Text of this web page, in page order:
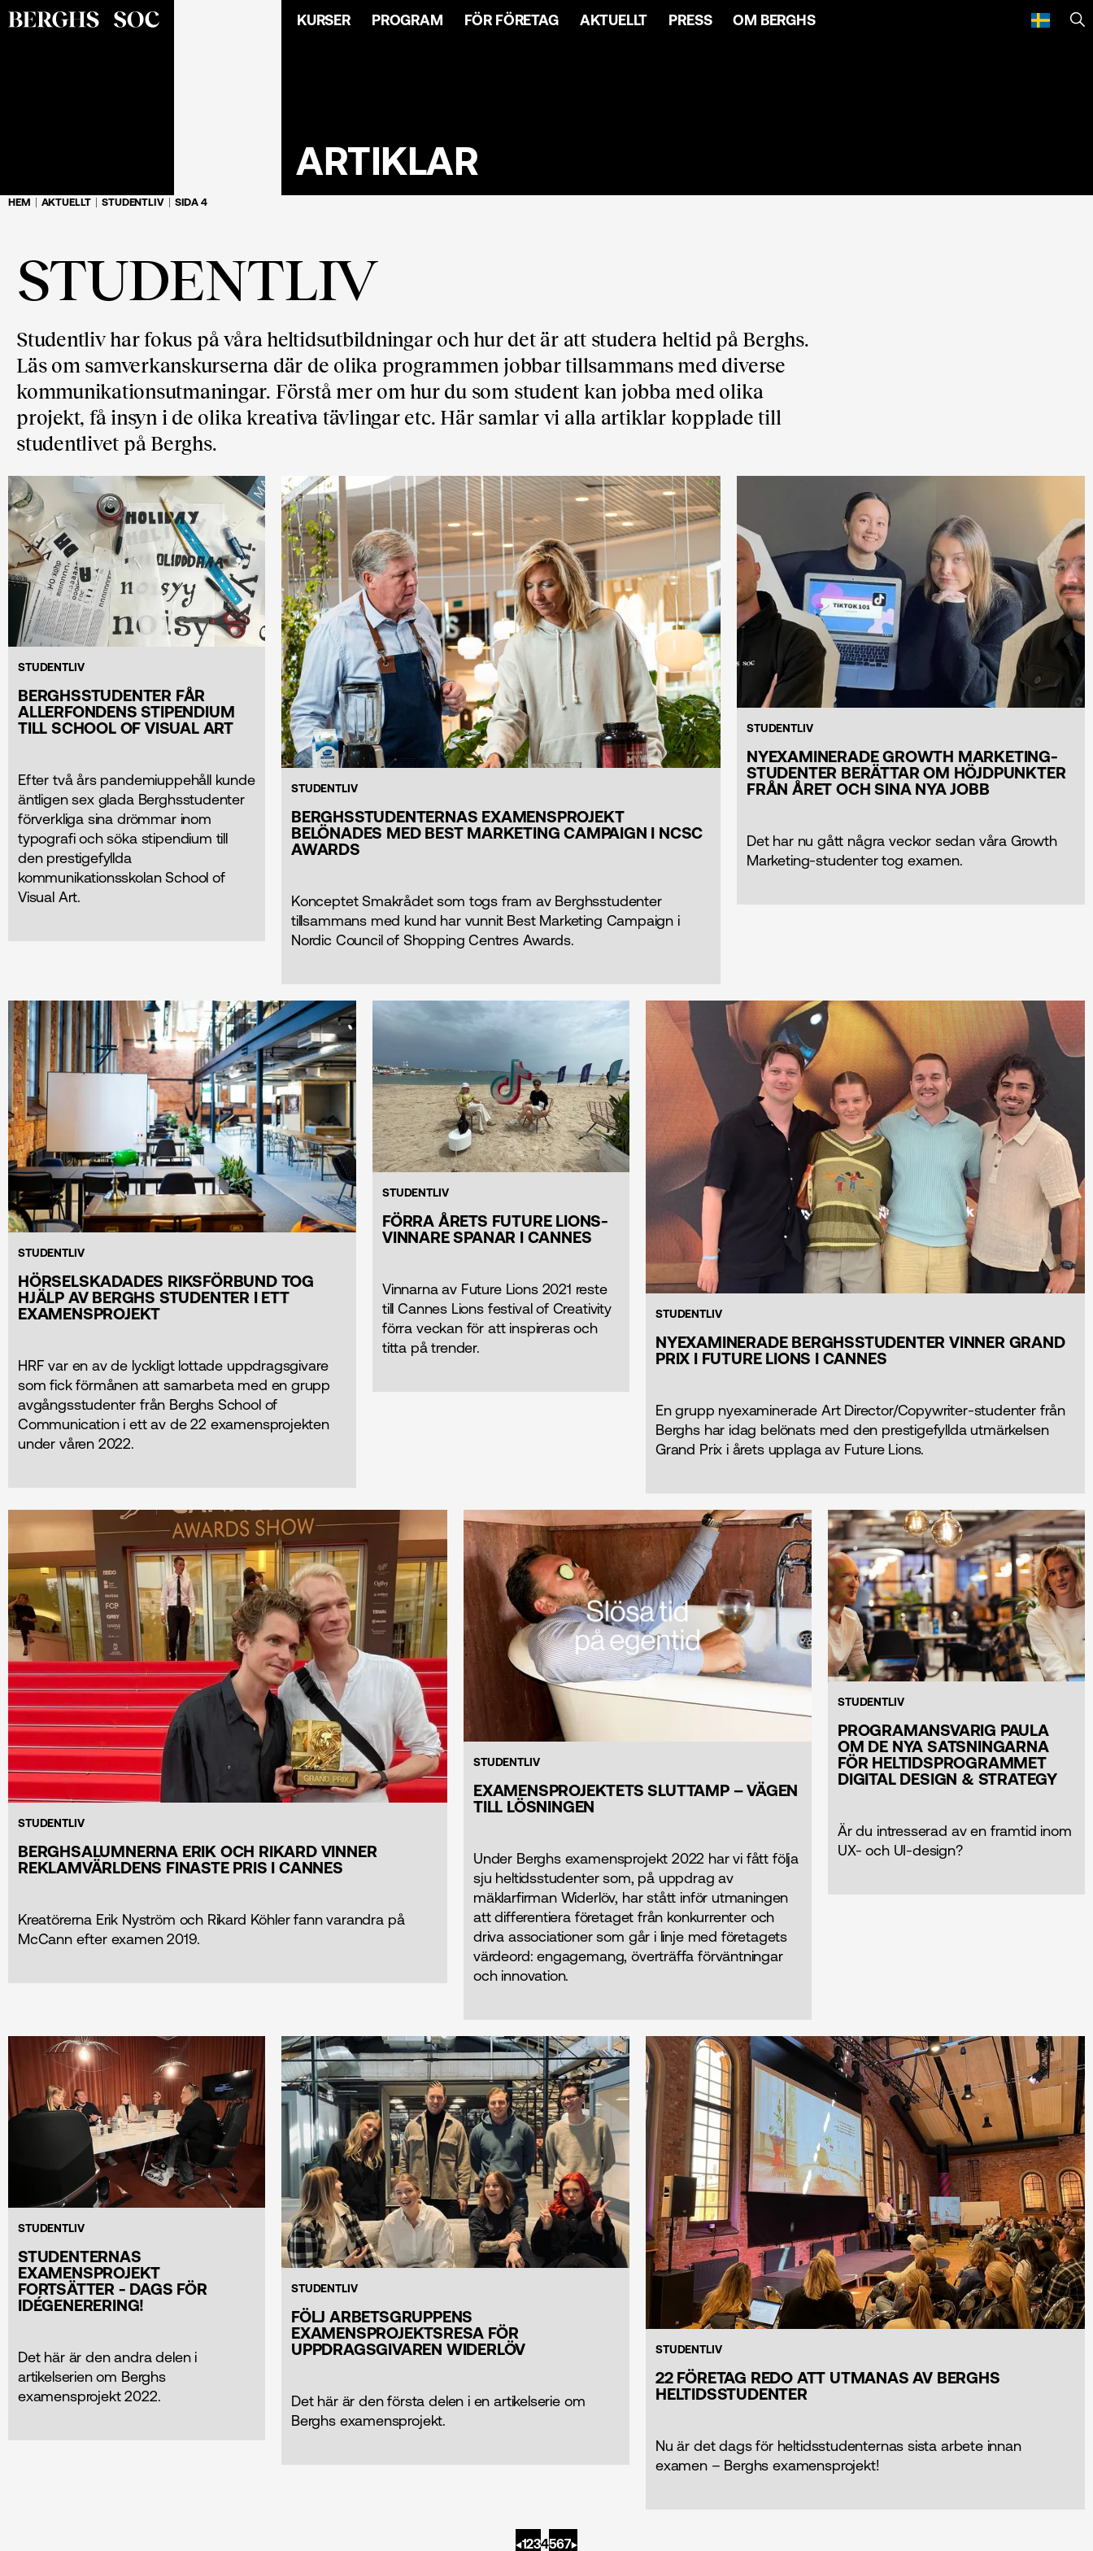
KURSER PROGRAM FÖR FÖRETAG AKTUELLT PRESS OM BERGHS
ARTIKLAR
HEM AKTUELLT STUDENTLIV SIDA 4
STUDENTLIV
Studentliv har fokus på våra heltids­utbildningar och hur det är att studera heltid på Berghs.
Läs om samverkanskurserna där de olika programmen jobbar tillsammans med diverse
kommunikationsutmaningar. Förstå mer om hur du som student kan jobba med olika
projekt, få insyn i de olika kreativa tävlingar etc. Här samlar vi alla artiklar kopplade till
studentlivet på Berghs.
STUDENTLIV
BERGHSSTUDENTER FÅR
ALLERFONDENS STIPENDIUM
TILL SCHOOL OF VISUAL ART
Efter två års pandemiuppehåll kunde
äntligen sex glada Berghsstudenter
förverkliga sina drömmar inom
typografi och söka stipendium till
den prestigefyllda
kommunikationsskolan School of
Visual Art.
STUDENTLIV
BERGHSSTUDENTERNAS EXAMENSPROJEKT
BELÖNADES MED BEST MARKETING CAMPAIGN I NCSC
AWARDS
Konceptet Smakrådet som togs fram av Berghsstudenter
tillsammans med kund har vunnit Best Marketing Campaign i
Nordic Council of Shopping Centres Awards.
STUDENTLIV
NYEXAMINERADE GROWTH MARKETING-
STUDENTER BERÄTTAR OM HÖJDPUNKTER
FRÅN ÅRET OCH SINA NYA JOBB
Det har nu gått några veckor sedan våra Growth
Marketing-studenter tog examen.
STUDENTLIV
HÖRSELSKADADES RIKSFÖRBUND TOG
HJÄLP AV BERGHS STUDENTER I ETT
EXAMENSPROJEKT
HRF var en av de lyckligt lottade uppdragsgivare
som fick förmånen att samarbeta med en grupp
avgångsstudenter från Berghs School of
Communication i ett av de 22 examensprojekten
under våren 2022.
STUDENTLIV
FÖRRA ÅRETS FUTURE LIONS-
VINNARE SPANAR I CANNES
Vinnarna av Future Lions 2021 reste
till Cannes Lions festival of Creativity
förra veckan för att inspireras och
titta på trender. ​​
STUDENTLIV
NYEXAMINERADE BERGHSSTUDENTER VINNER GRAND
PRIX I FUTURE LIONS I CANNES
En grupp nyexaminerade Art Director/Copywriter-studenter från
Berghs har idag belönats med den prestigefyllda utmärkelsen
Grand Prix i årets upplaga av Future Lions.
STUDENTLIV
BERGHSALUMNERNA ERIK OCH RIKARD VINNER
REKLAMVÄRLDENS FINASTE PRIS I CANNES
Kreatörerna Erik Nyström och Rikard Köhler fann varandra på
McCann efter examen 2019.
STUDENTLIV
EXAMENSPROJEKTETS SLUTTAMP – VÄGEN
TILL LÖSNINGEN
Under Berghs examensprojekt 2022 har vi fått följa
sju heltidsstudenter som, på uppdrag av
mäklarfirman Widerlöv, har stått inför utmaningen
att differentiera företaget från konkurrenter och
driva associationer som går i linje med företagets
värdeord: engagemang, överträffa förväntningar
och innovation.
STUDENTLIV
PROGRAMANSVARIG PAULA
OM DE NYA SATSNINGARNA
FÖR HELTIDSPROGRAMMET
DIGITAL DESIGN & STRATEGY
Är du intresserad av en framtid inom
UX- och UI-design?
STUDENTLIV
STUDENTERNAS
EXAMENSPROJEKT
FORTSÄTTER - DAGS FÖR
IDÉGENERERING!
Det här är den andra delen i
artikelserien om Berghs
examensprojekt 2022.
STUDENTLIV
FÖLJ ARBETSGRUPPENS
EXAMENSPROJEKTSRESA FÖR
UPPDRAGSGIVAREN WIDERLÖV
Det här är den första delen i en artikelserie om
Berghs examensprojekt.
STUDENTLIV
22 FÖRETAG REDO ATT UTMANAS AV BERGHS
HELTIDSSTUDENTER
Nu är det dags för heltidsstudenternas sista arbete innan
examen – Berghs examensprojekt!
◀︎1234567▶︎